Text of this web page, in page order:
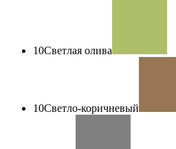
10Светлая олива
10Светло-коричневый